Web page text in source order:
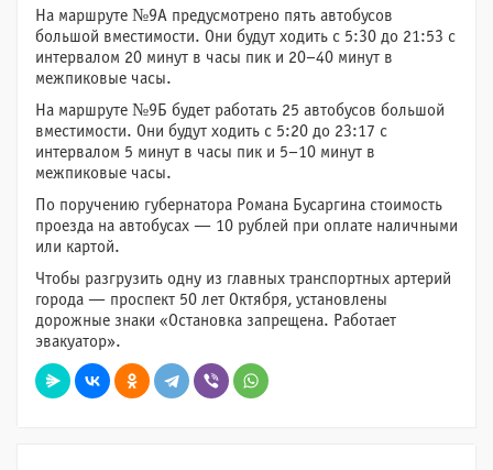
На маршруте №9А предусмотрено пять автобусов
большой вместимости. Они будут ходить с 5:30 до 21:53 с
интервалом 20 минут в часы пик и 20–40 минут в
межпиковые часы.
На маршруте №9Б будет работать 25 автобусов большой
вместимости. Они будут ходить с 5:20 до 23:17 с
интервалом 5 минут в часы пик и 5–10 минут в
межпиковые часы.
По поручению губернатора Романа Бусаргина стоимость
проезда на автобусах — 10 рублей при оплате наличными
или картой.
Чтобы разгрузить одну из главных транспортных артерий
города — проспект 50 лет Октября, установлены
дорожные знаки «Остановка запрещена. Работает
эвакуатор».